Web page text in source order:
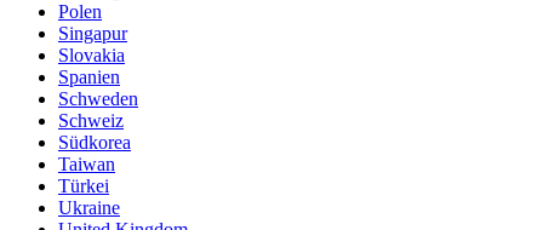
Polen
Singapur
Slovakia
Spanien
Schweden
Schweiz
Südkorea
Taiwan
Türkei
Ukraine